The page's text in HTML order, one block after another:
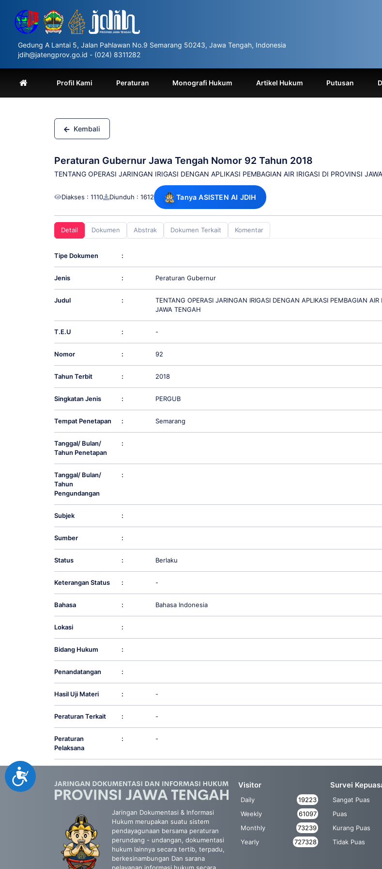
website
includes
accessibility
system.
Control-
F11
Accessibility
Gedung A Lantai 5, Jalan Pahlawan No.9 Semarang 50243, Jawa Tengah, Indonesia
jdih@jatengprov.go.id - (024) 8311282
Profil Kami Peraturan Monografi Hukum Artikel Hukum Putusan
Kembali
Peraturan Gubernur Jawa Tengah Nomor 92 Tahun 2018
TENTANG OPERASI JARINGAN IRIGASI DENGAN APLIKASI PEMBAGIAN AIR IRIGASI DI PROVINSI
Diakses : 1110 Diunduh : 1612 Tanya ASISTEN AI JDIH
Detail Dokumen Abstrak Dokumen Terkait Komentar
Tipe Dokumen :
Jenis : Peraturan Gubernur
Judul :
TENTANG OPERASI JARINGAN IRIGASI DENGAN APLIKASI PEMBAGIAN AIR
JAWA TENGAH
T.E.U : -
Nomor : 92
Tahun Terbit : 2018
Singkatan Jenis : PERGUB
Tempat Penetapan : Semarang
Tanggal/ Bulan/
Tahun Penetapan
:
Tanggal/ Bulan/
Tahun
Pengundangan
:
Subjek :
Sumber :
Status : Berlaku
Keterangan Status : -
Bahasa : Bahasa Indonesia
Lokasi :
Bidang Hukum :
Penandatangan :
Hasil Uji Materi : -
Peraturan Terkait : -
Peraturan
Pelaksana
: -
Jaringan Dokumentasi & Informasi
Hukum merupakan suatu sistem
pendayagunaan bersama peraturan
perundang - undangan, dokumentasi
hukum lainnya secara tertib, terpadu,
berkesinambungan Dan sarana
pelayanan informasi hukum secara
Visitor
Daily
19223
Weekly
61097
Monthly
73239
Yearly
727328
Survei
Sangat Puas
Puas
Kurang Puas
Tidak Puas